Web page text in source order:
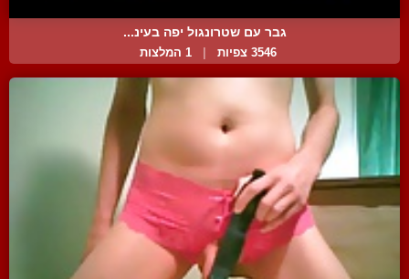
גבר עם שטרונגול יפה בעינ...
3546 צפיות | 1 המלצות